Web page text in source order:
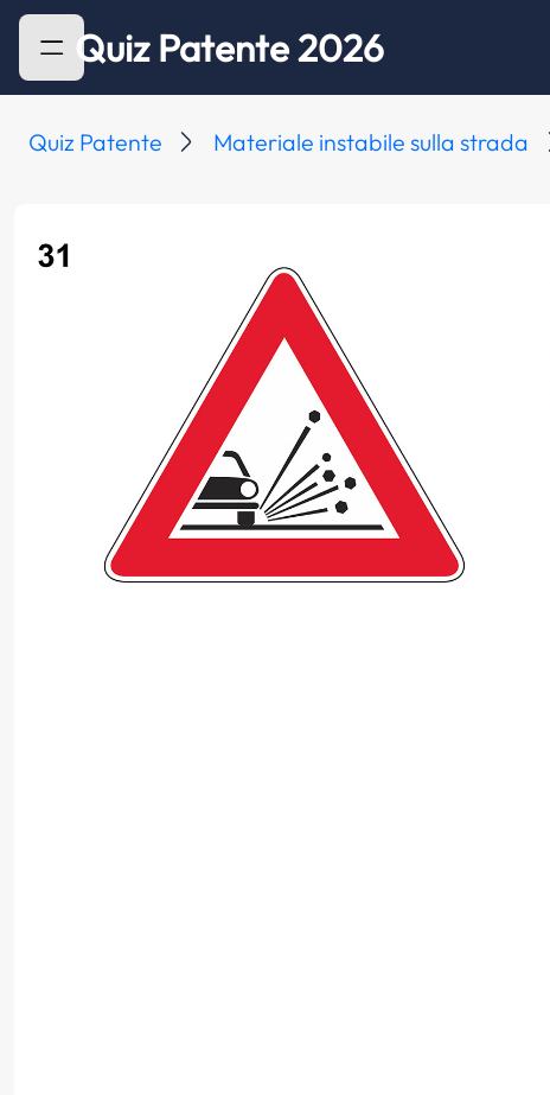
Quiz Patente 2026
Quiz Patente Materiale instabile sulla strada